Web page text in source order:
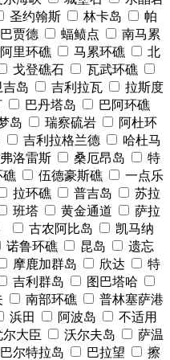
圣约翰斯 林卡岛
帕
贾德 蝠鲼点
南马累
阿里环礁 马累环礁
北
戈登礁石
瓦武环礁
吉岛 吉利拉瓦
拉斯度
巴丹塔岛
巴阿环礁
岛 瑞察硫岩
阿杜环
吉利拉格兰德
哈杜马
弗洛雷斯 桑厄昂岛
特
礁 伍德豪斯礁
一点乐
拉环礁 普吉岛
苏拉
班塔 黄金通道
萨拉
古农阿比岛
凯马纳
诺鲁环礁 昆岛
遗忘
摩鹿加群岛 欣达
特
吉利群岛
图巴塔哈
南部环礁
普林塞萨港
浜田 阿波岛
不适用
大臣 沃尔夫岛
萨温
巴尔特拉岛 巴拉望
擦